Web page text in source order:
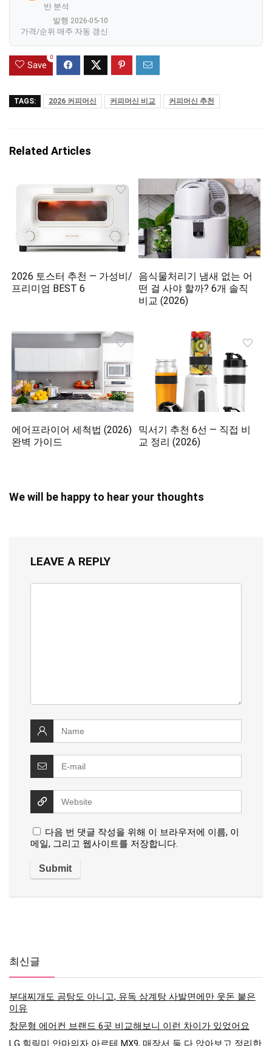
반 분석
발행 2026-05-10
가격/순위 매주 자동 갱신
Save
0
TAGS: 2026 커피머신 커피머신 비교 커피머신 추천
Related Articles
2026 토스터 추천 — 가성비/
프리미엄 BEST 6
음식물처리기 냄새 없는 어
떤 걸 사야 할까? 6개 솔직
비교 (2026)
에어프라이어 세척법 (2026)
완벽 가이드
믹서기 추천 6선 — 직접 비
교 정리 (2026)
We will be happy to hear your thoughts
LEAVE A REPLY
다음 번 댓글 작성을 위해 이 브라우저에 이름, 이
메일, 그리고 웹사이트를 저장합니다.
최신글
부대찌개도 곰탕도 아니고, 유독 삼계탕 사발면에만 웃돈 붙은
이유
창문형 에어컨 브랜드 6곳 비교해보니 이런 차이가 있었어요
LG 힐링미 안마의자 아르테 MX9, 매장서 둘 다 앉아보고 정리한